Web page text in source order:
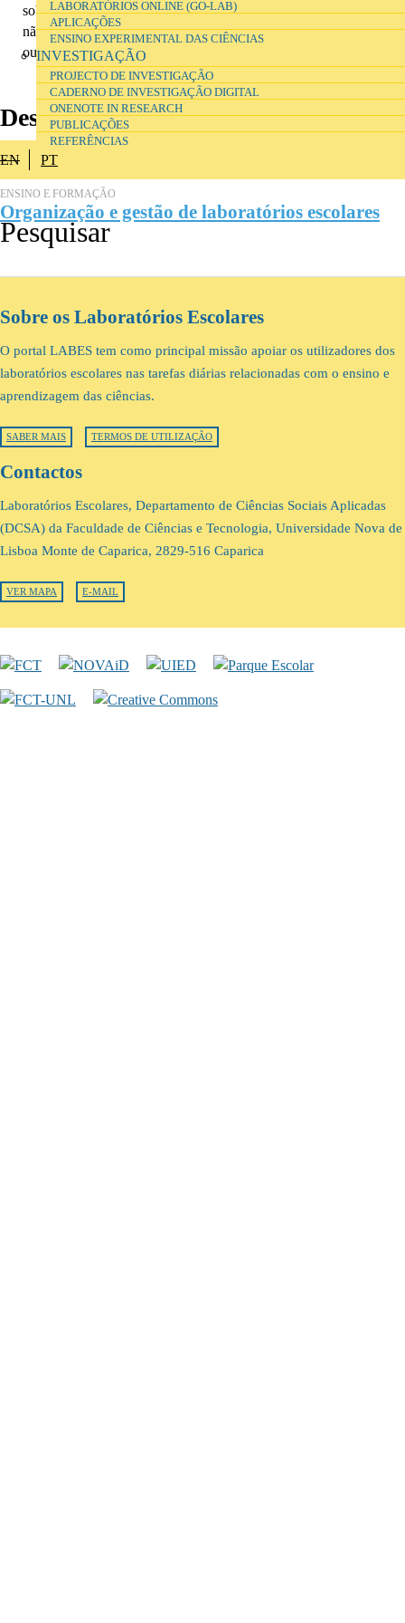
LABORATÓRIOS ONLINE (GO-LAB)
APLICAÇÕES
ENSINO EXPERIMENTAL DAS CIÊNCIAS
INVESTIGAÇÃO
PROJECTO DE INVESTIGAÇÃO
CADERNO DE INVESTIGAÇÃO DIGITAL
ONENOTE IN RESEARCH
PUBLICAÇÕES
REFERÊNCIAS
EN PT
sobre o uso doMicrosoft OneNote em investigação. Quem sabe se
não o podes usar nas actividades que realizas nas aulas de Ciências
ou em projetos teus?
Destaque
ENSINO E FORMAÇÃO
Organização e gestão de laboratórios escolares
Sobre os Laboratórios Escolares
O portal LABES tem como principal missão apoiar os utilizadores dos
laboratórios escolares nas tarefas diárias relacionadas com o ensino e
aprendizagem das ciências.
SABER MAIS TERMOS DE UTILIZAÇÃO
Contactos
Laboratórios Escolares, Departamento de Ciências Sociais Aplicadas
(DCSA) da Faculdade de Ciências e Tecnologia, Universidade Nova de
Lisboa Monte de Caparica, 2829-516 Caparica
VER MAPA E-MAIL